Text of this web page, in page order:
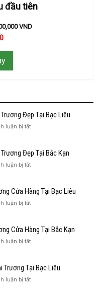
đầu tiên
VND
Đẹp Tại Bạc Liêu
luận bị tắtở
Khai
Đẹp
Liêu
Đẹp Tại Bắc Kạn
luận bị tắtở
Khai
Đẹp
Kạn
Cửa Hàng Tại Bạc Liêu
luận bị tắtở
Trương
Hàng
Liêu
Cửa Hàng Tại Bắc Kạn
luận bị tắtở
Trương
Hàng
Trương Tại Bạc Liêu
luận bị tắtở